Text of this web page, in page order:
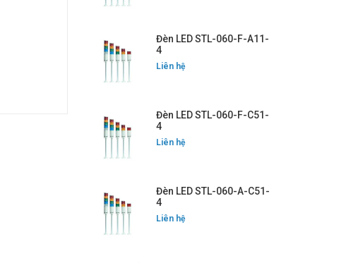
Đèn LED STL-060-F-A11-
4
Liên hệ
Đèn LED STL-060-F-C51-
4
Liên hệ
Đèn LED STL-060-A-C51-
4
Liên hệ